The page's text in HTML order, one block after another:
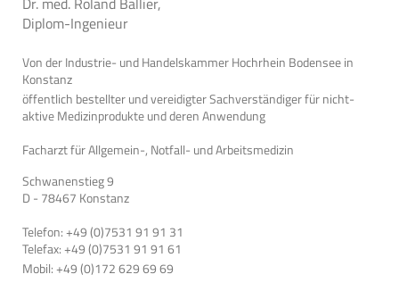
Diplom-Ingenieur
Von der Industrie- und Handelskammer Hochrhein Bodensee in
Konstanz
öffentlich bestellter und vereidigter Sachverständiger für nicht-
aktive Medizinprodukte und deren Anwendung
Facharzt für Allgemein-, Notfall- und Arbeitsmedizin
Schwanenstieg 9
D - 78467 Konstanz
Telefon: +49 (0)7531 91 91 31
Telefax: +49 (0)7531 91 91 61
Mobil: +49 (0)172 629 69 69